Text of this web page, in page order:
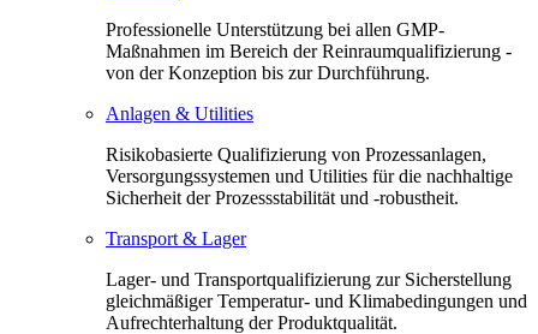
Professionelle Unterstützung bei allen GMP-
Maßnahmen im Bereich der Reinraumqualifizierung -
von der Konzeption bis zur Durchführung.
Anlagen & Utilities
Risikobasierte Qualifizierung von Prozessanlagen,
Versorgungssystemen und Utilities für die nachhaltige
Sicherheit der Prozessstabilität und -robustheit.
Transport & Lager
Lager- und Transportqualifizierung zur Sicherstellung
gleichmäßiger Temperatur- und Klimabedingungen und
Aufrechterhaltung der Produktqualität.